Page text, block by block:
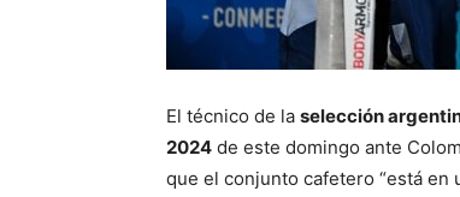
El técnico de la selección
2024 de este domingo ante
que el conjunto cafetero “está en